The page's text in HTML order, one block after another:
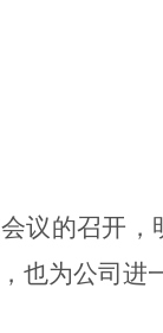
议的召开，
也为公司进